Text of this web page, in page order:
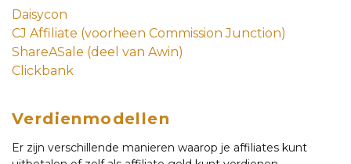
Daisycon
CJ Affiliate (voorheen Commission Junction)
ShareASale (deel van Awin)
Clickbank
Verdienmodellen
Er zijn verschillende manieren waarop je affiliates kunt